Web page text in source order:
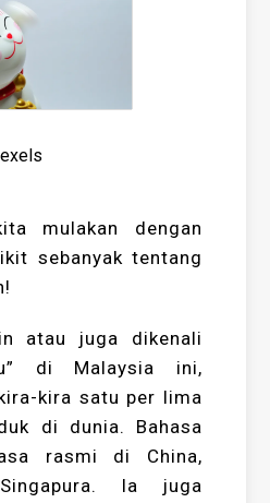
mulakan dengan
sebanyak tentang
atau juga dikenali
di Malaysia ini,
kira satu per lima
di dunia. Bahasa
rasmi di China,
Ia juga